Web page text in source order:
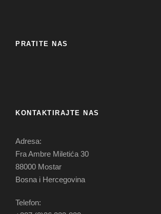
PRATITE NAS
KONTAKTIRAJTE NAS
Adresa:
Fra Ambre Miletića 30
88000 Mostar
Bosna i Hercegovina
Telefon: